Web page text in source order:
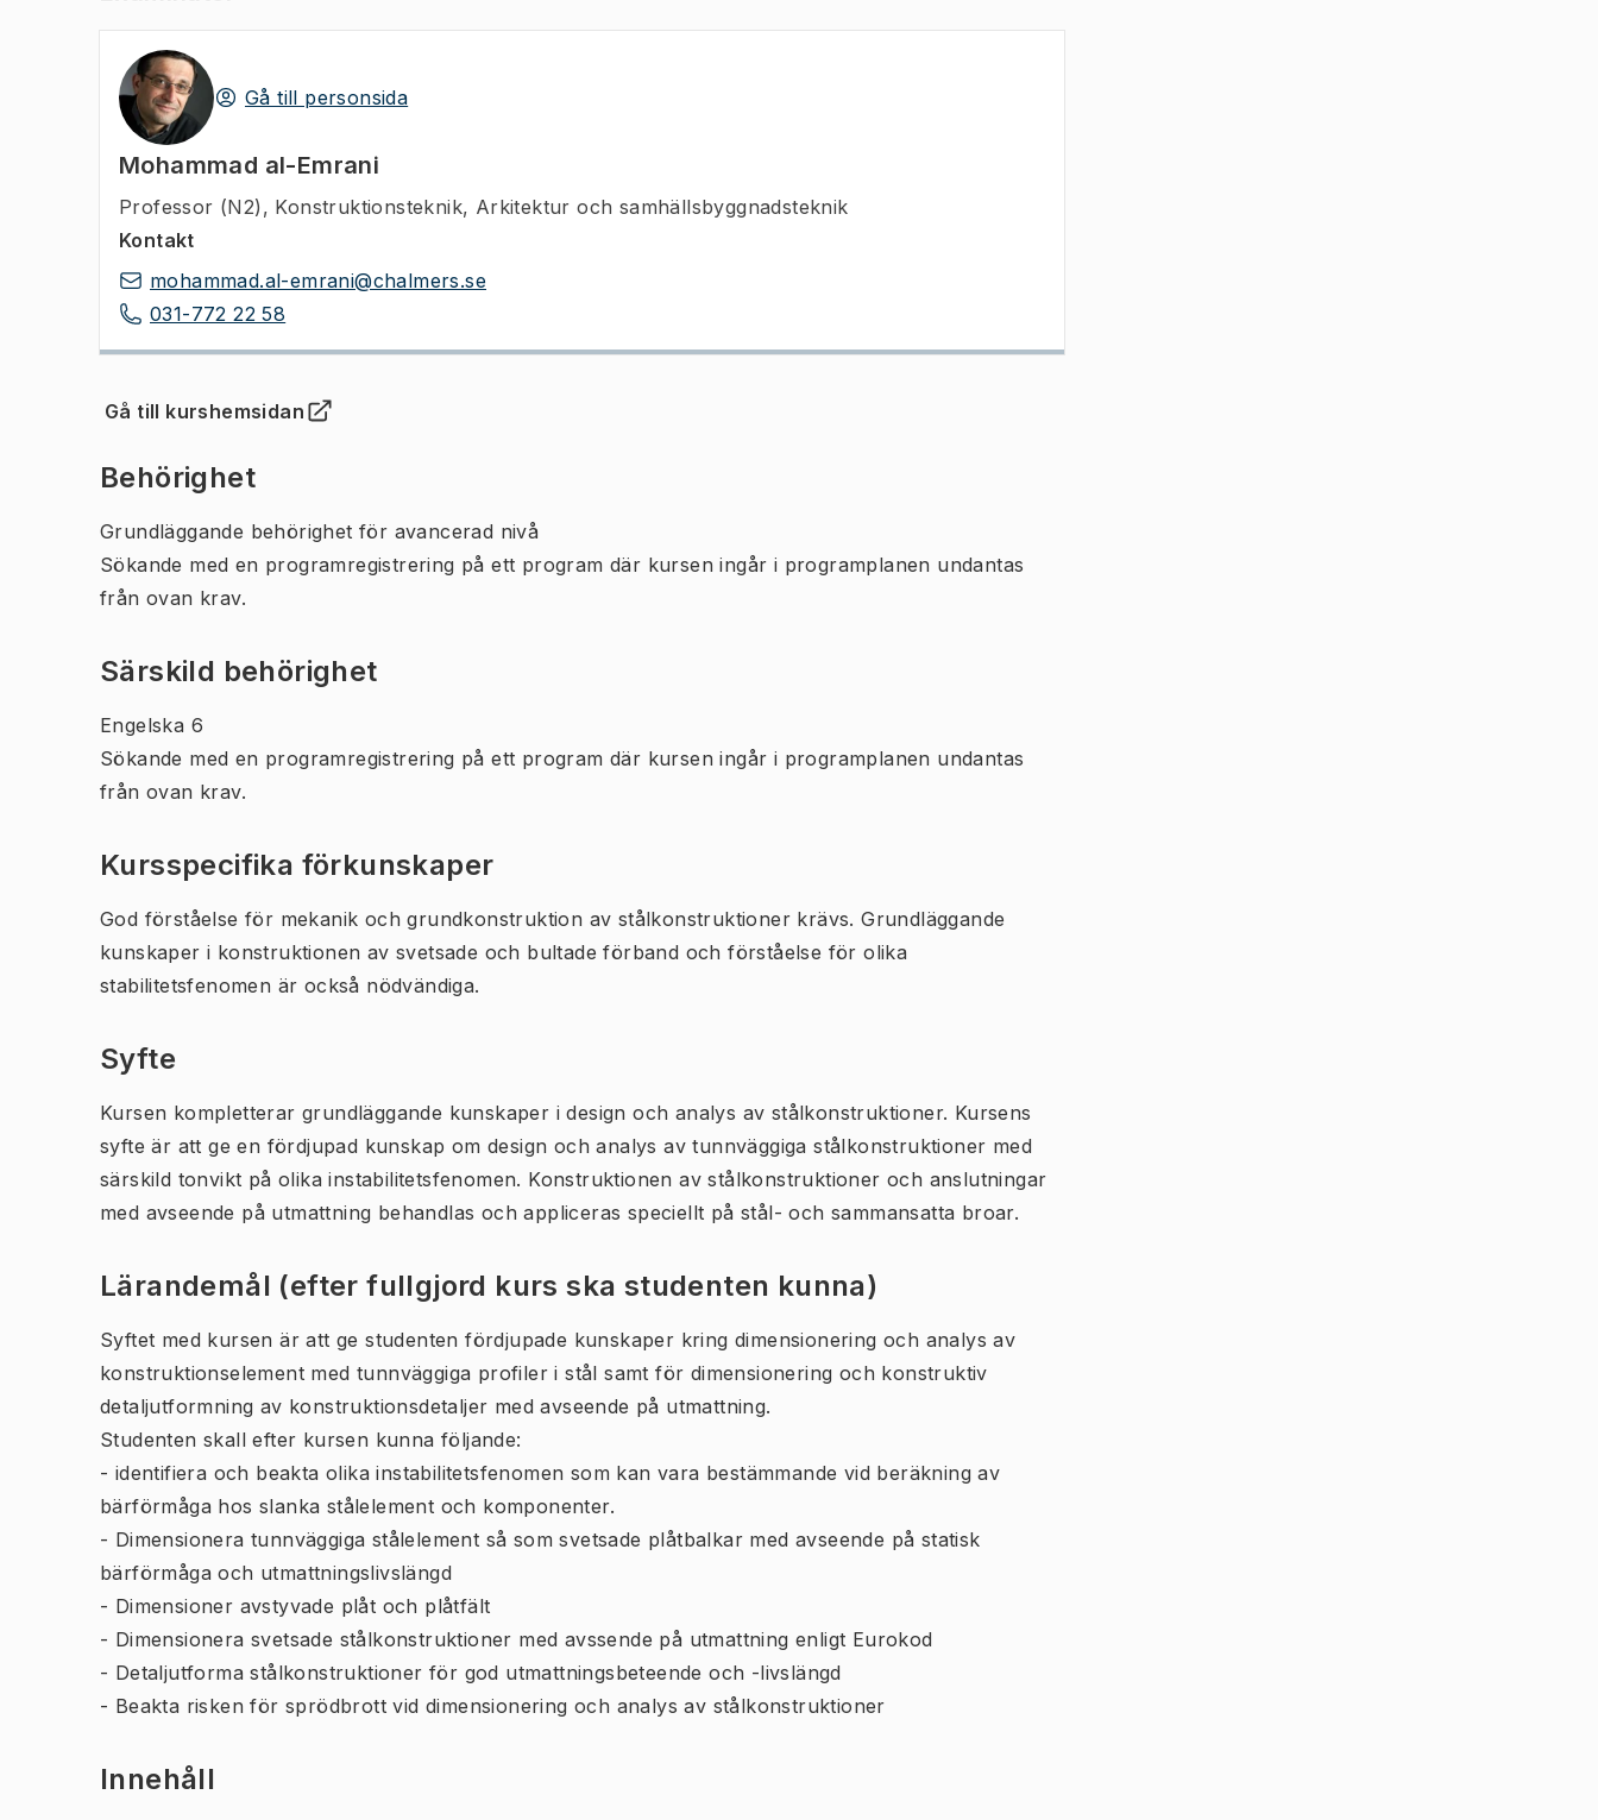
Gå till personsida
Mohammad al-Emrani
Professor (N2) , Konstruktionsteknik, Arkitektur och samhällsbyggnadsteknik
Kontakt
mohammad.al-emrani@chalmers.se
031-772 22 58
Gå till kurshemsidan
(Öppnas i ny flik)
Behörighet
Grundläggande behörighet för avancerad nivå
Sökande med en programregistrering på ett program där kursen ingår i programplanen undantas
från ovan krav.
Särskild behörighet
Engelska 6
Sökande med en programregistrering på ett program där kursen ingår i programplanen undantas
från ovan krav.
Kursspecifika förkunskaper
God förståelse för mekanik och grundkonstruktion av stålkonstruktioner krävs. Grundläggande
kunskaper i konstruktionen av svetsade och bultade förband och förståelse för olika
stabilitetsfenomen är också nödvändiga.
Syfte
Kursen kompletterar grundläggande kunskaper i design och analys av stålkonstruktioner. Kursens
syfte är att ge en fördjupad kunskap om design och analys av tunnväggiga stålkonstruktioner med
särskild tonvikt på olika instabilitetsfenomen. Konstruktionen av stålkonstruktioner och anslutningar
med avseende på utmattning behandlas och appliceras speciellt på stål- och sammansatta broar.
Lärandemål (efter fullgjord kurs ska studenten kunna)
Syftet med kursen är att ge studenten fördjupade kunskaper kring dimensionering och analys av
konstruktionselement med tunnväggiga profiler i stål samt för dimensionering och konstruktiv
detaljutformning av konstruktionsdetaljer med avseende på utmattning.
Studenten skall efter kursen kunna följande:
- identifiera och beakta olika instabilitetsfenomen som kan vara bestämmande vid beräkning av
bärförmåga hos slanka stålelement och komponenter.
- Dimensionera tunnväggiga stålelement så som svetsade plåtbalkar med avseende på statisk
bärförmåga och utmattningslivslängd
- Dimensioner avstyvade plåt och plåtfält
- Dimensionera svetsade stålkonstruktioner med avssende på utmattning enligt Eurokod
- Detaljutforma stålkonstruktioner för god utmattningsbeteende och -livslängd
- Beakta risken för sprödbrott vid dimensionering och analys av stålkonstruktioner
Innehåll